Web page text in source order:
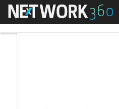
Menú